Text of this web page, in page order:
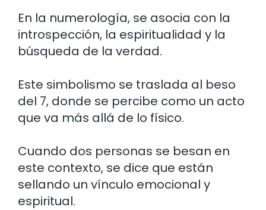
En la numerología, se asocia con la
introspección, la espiritualidad y la
búsqueda de la verdad.
Este simbolismo se traslada al beso
del 7, donde se percibe como un acto
que va más allá de lo físico.
Cuando dos personas se besan en
este contexto, se dice que están
sellando un vínculo emocional y
espiritual.